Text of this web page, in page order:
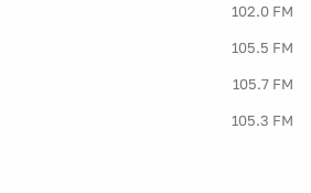
102.0 FM
105.5 FM
105.7 FM
105.3 FM